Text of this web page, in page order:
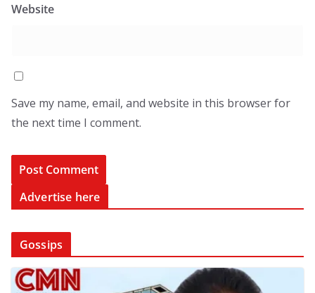
Website
Save my name, email, and website in this browser for
the next time I comment.
Advertise here
Gossips